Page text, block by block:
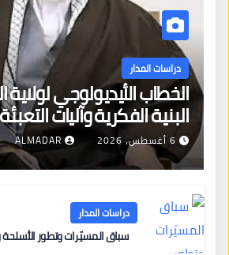
دراسات المدار
الخطاب الأيديولوجي لولاية
البنية الفكرية وآليات التعبئة
6 أغسطس، 2026 ALMADAR
دراسات المدار
سباق المسيّرات وتطور الأسلحة